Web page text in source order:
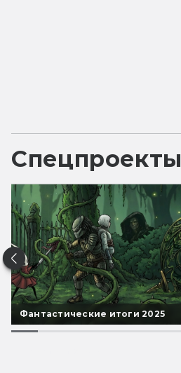
Спецпроекты
Фантастические итоги 2025